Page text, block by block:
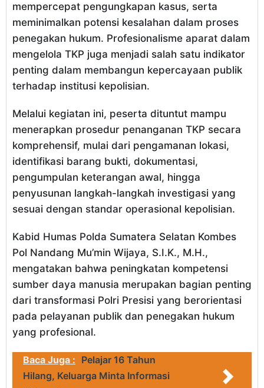
mempercepat pengungkapan kasus, serta
meminimalkan potensi kesalahan dalam proses
penegakan hukum. Profesionalisme aparat dalam
mengelola TKP juga menjadi salah satu indikator
penting dalam membangun kepercayaan publik
terhadap institusi kepolisian.
Melalui kegiatan ini, peserta dituntut mampu
menerapkan prosedur penanganan TKP secara
komprehensif, mulai dari pengamanan lokasi,
identifikasi barang bukti, dokumentasi,
pengumpulan keterangan awal, hingga
penyusunan langkah-langkah investigasi yang
sesuai dengan standar operasional kepolisian.
Kabid Humas Polda Sumatera Selatan Kombes
Pol Nandang Mu’min Wijaya, S.I.K., M.H.,
mengatakan bahwa peningkatan kompetensi
sumber daya manusia merupakan bagian penting
dari transformasi Polri Presisi yang berorientasi
pada pelayanan publik dan penegakan hukum
yang profesional.
Baca Juga : Pelajar 16 Tahun
Hilang, Keluarga Minta Informasi